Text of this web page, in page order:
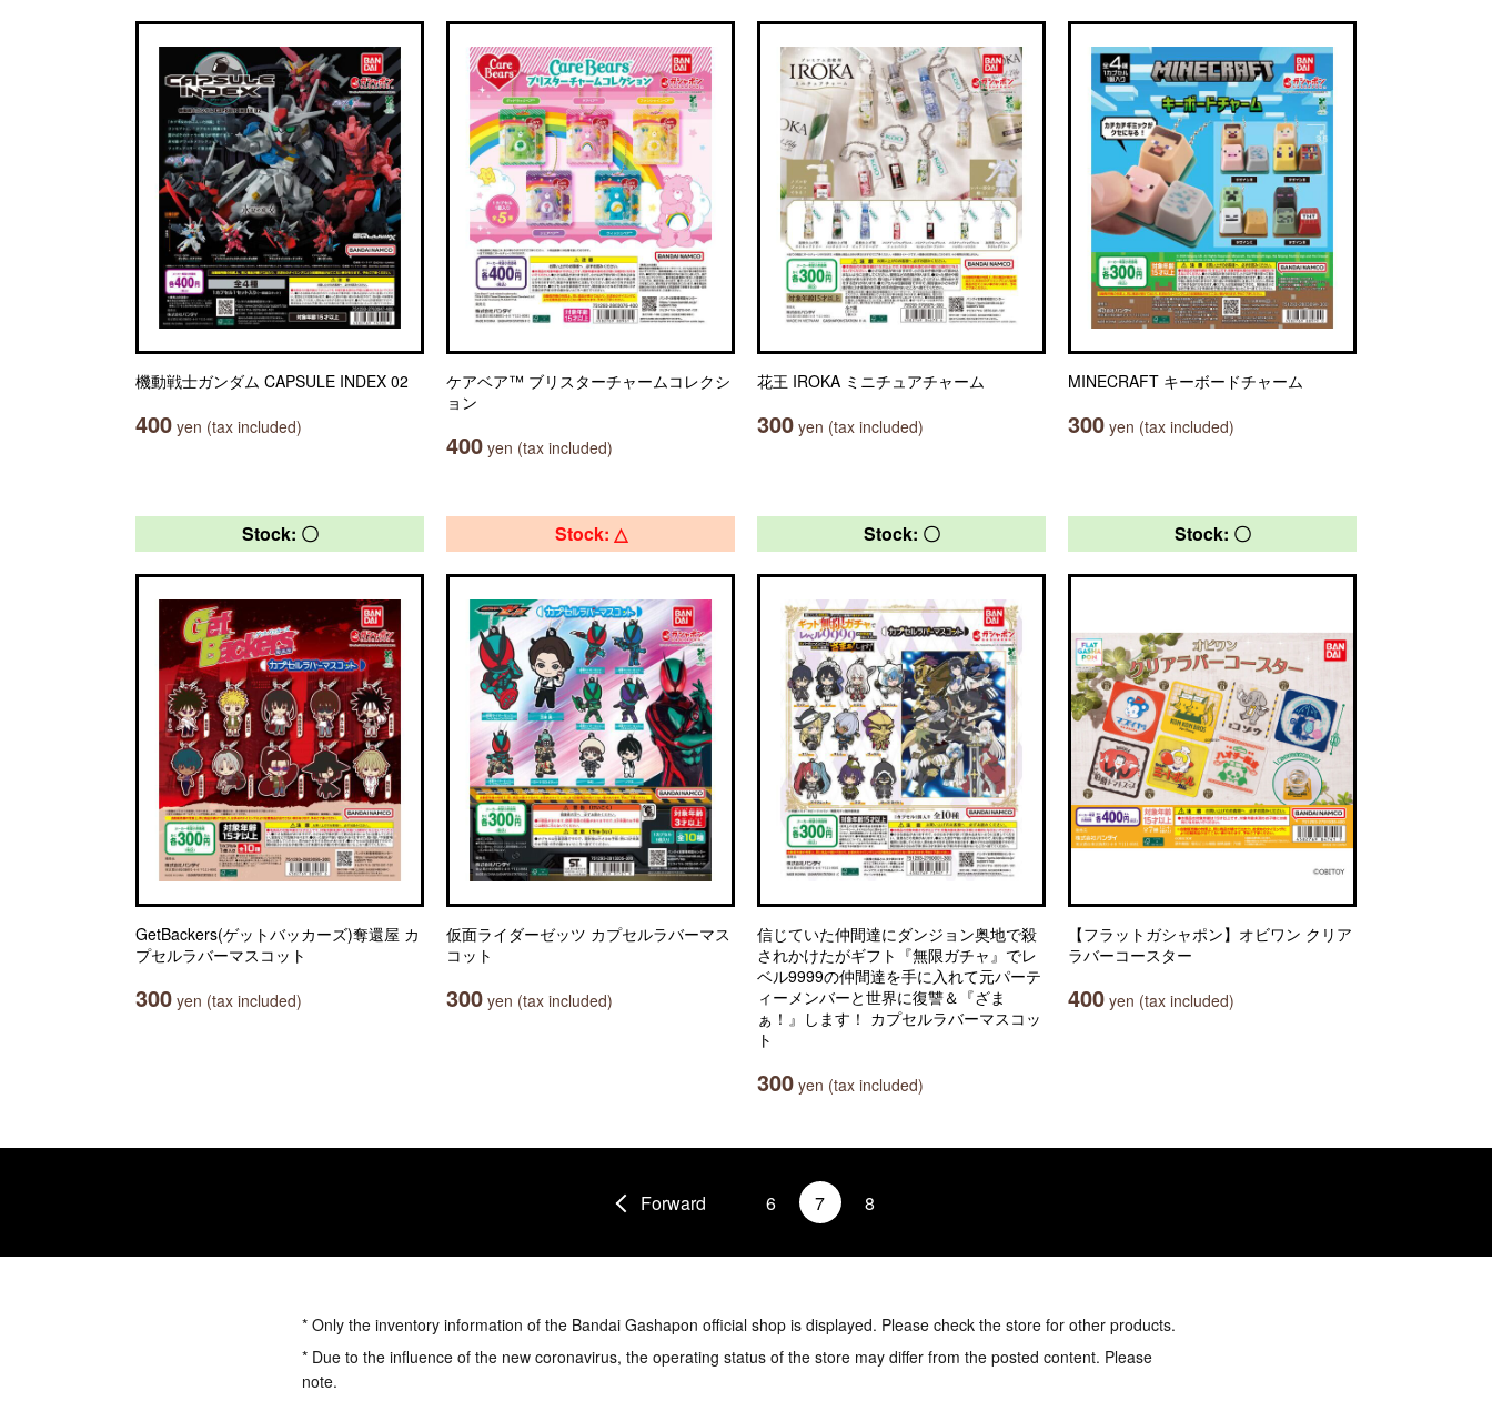
機動戦士ガンダム CAPSULE INDEX 02
400 yen (tax included)
ケアベア™ ブリスターチャームコレクシ
ョン
400 yen (tax included)
花王 IROKA ミニチュアチャーム
300 yen (tax included)
MINECRAFT キーボードチャーム
300 yen (tax included)
Stock: 〇
GetBackers(ゲットバッカーズ)奪還屋 カ
プセルラバーマスコット
300 yen (tax included)
Stock: △
仮面ライダーゼッツ カプセルラバーマス
コット
300 yen (tax included)
Stock: 〇
信じていた仲間達にダンジョン奥地で殺
されかけたがギフト『無限ガチャ』でレ
ベル9999の仲間達を手に入れて元パーテ
ィーメンバーと世界に復讐＆『ざま
ぁ！』します！ カプセルラバーマスコッ
ト
300 yen (tax included)
Stock: 〇
【フラットガシャポン】オビワン クリア
ラバーコースター
400 yen (tax included)
Forward 6 7 8
* Only the inventory information of the Bandai Gashapon official shop is displayed. Please check the store for other products.
* Due to the influence of the new coronavirus, the operating status of the store may differ from the posted content. Please
note.